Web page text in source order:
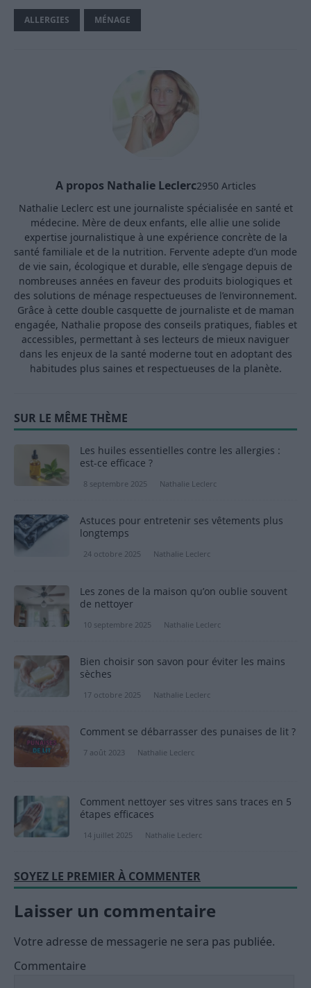
ALLERGIES MÉNAGE
A propos Nathalie Leclerc2950 Articles
Nathalie Leclerc est une journaliste spécialisée en santé et
médecine. Mère de deux enfants, elle allie une solide
expertise journalistique à une expérience concrète de la
santé familiale et de la nutrition. Fervente adepte d’un mode
de vie sain, écologique et durable, elle s’engage depuis de
nombreuses années en faveur des produits biologiques et
des solutions de ménage respectueuses de l’environnement.
Grâce à cette double casquette de journaliste et de maman
engagée, Nathalie propose des conseils pratiques, fiables et
accessibles, permettant à ses lecteurs de mieux naviguer
dans les enjeux de la santé moderne tout en adoptant des
habitudes plus saines et respectueuses de la planète.
SUR LE MÊME THÈME
Les huiles essentielles contre les allergies :
est-ce efficace ?
8 septembre 2025 Nathalie Leclerc
Astuces pour entretenir ses vêtements plus
longtemps
24 octobre 2025 Nathalie Leclerc
Les zones de la maison qu’on oublie souvent
de nettoyer
10 septembre 2025 Nathalie Leclerc
Bien choisir son savon pour éviter les mains
sèches
17 octobre 2025 Nathalie Leclerc
Comment se débarrasser des punaises de lit ?
7 août 2023 Nathalie Leclerc
Comment nettoyer ses vitres sans traces en 5
étapes efficaces
14 juillet 2025 Nathalie Leclerc
SOYEZ LE PREMIER À COMMENTER
Laisser un commentaire
Votre adresse de messagerie ne sera pas publiée.
Commentaire